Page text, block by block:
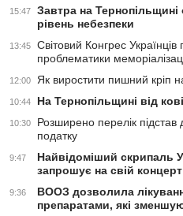
15:47
Завтра на
рівень небезпеки
13:45
Світовий Конгрес Українців
проблематики
12:00 Як виростити пишний кріп
10:44 На Тернопільщині від
10:30
Розширено перелік
податку
9:47
Найвідоміший скрипаль
запрошує на свій
9:36
ВООЗ дозволила
препаратами, які